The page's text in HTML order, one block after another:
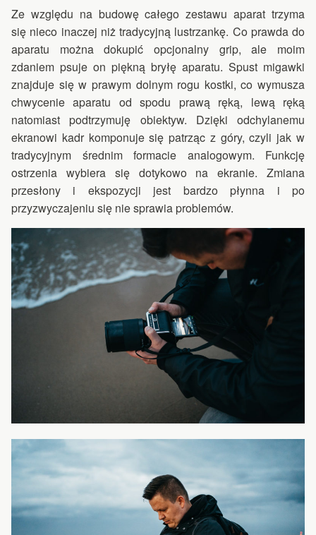
Ze względu na budowę całego zestawu aparat trzyma
się nieco inaczej niż tradycyjną lustrzankę. Co prawda do
aparatu można dokupić opcjonalny grip, ale moim
zdaniem psuje on piękną bryłę aparatu. Spust migawki
znajduje się w prawym dolnym rogu kostki, co wymusza
chwycenie aparatu od spodu prawą ręką, lewą ręką
natomiast podtrzymuję obiektyw. Dzięki odchylanemu
ekranowi kadr komponuje się patrząc z góry, czyli jak w
tradycyjnym średnim formacie analogowym. Funkcję
ostrzenia wybiera się dotykowo na ekranie. Zmiana
przesłony i ekspozycji jest bardzo płynna i po
przyzwyczajeniu się nie sprawia problemów.